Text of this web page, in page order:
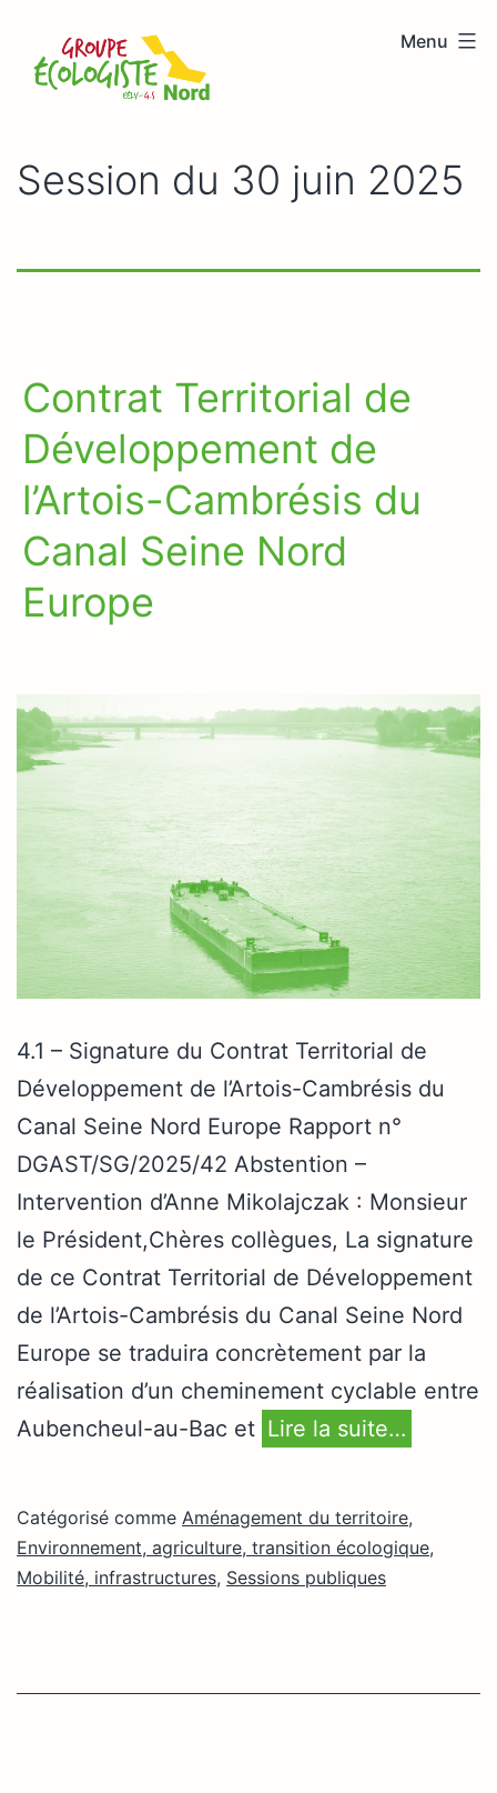
contenu
Groupe
Menu
Session du 30 juin 2025
Contrat Territorial de
Développement de
l’Artois-Cambrésis du
Canal Seine Nord
Europe
4.1 – Signature du Contrat Territorial de
Développement de l’Artois-Cambrésis du
Canal Seine Nord Europe Rapport n°
DGAST/SG/2025/42 Abstention –
Intervention d’Anne Mikolajczak : Monsieur
le Président,Chères collègues, La signature
de ce Contrat Territorial de Développement
de l’Artois-Cambrésis du Canal Seine Nord
Europe se traduira concrètement par la
réalisation d’un cheminement cyclable entre
Aubencheul-au-Bac et Lire la suite…
Catégorisé comme Aménagement du territoire,
Environnement, agriculture, transition écologique,
Mobilité, infrastructures, Sessions publiques